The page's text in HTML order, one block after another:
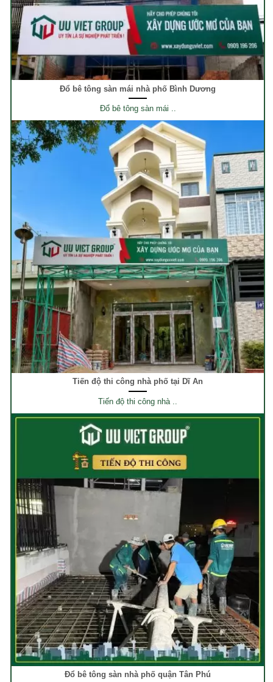
Đổ bê tông sàn mái nhà phố Bình Dương
Đổ bê tông sàn mái ..
Tiến độ thi công nhà phố tại Dĩ An
Tiến độ thi công nhà ..
Đổ bê tông sàn nhà phố quận Tân Phú